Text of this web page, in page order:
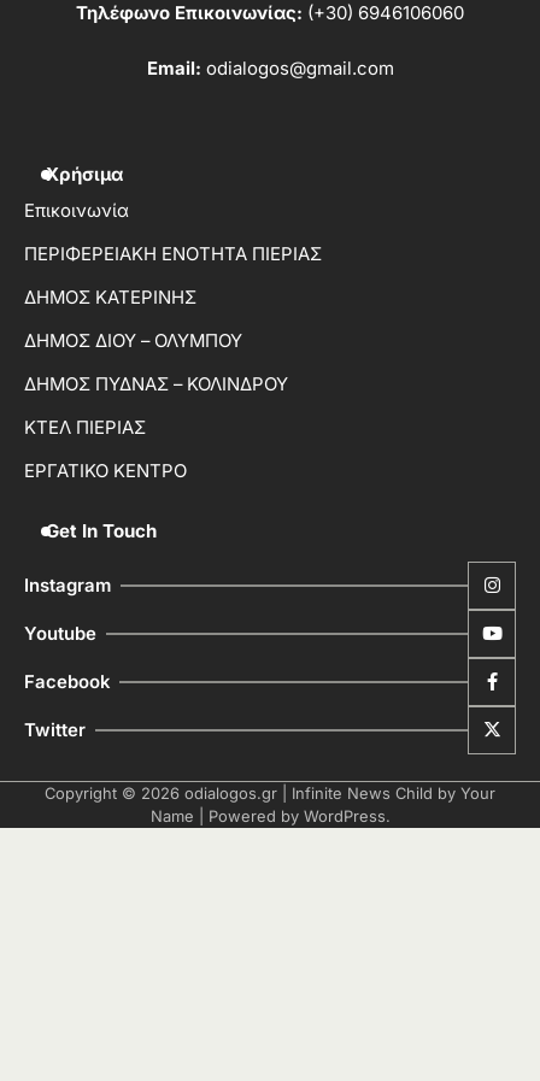
Τηλέφωνο Επικοινωνίας: (+30) 6946106060
Email: odialogos@gmail.com
Χρήσιμα
Επικοινωνία
ΠΕΡΙΦΕΡΕΙΑΚΗ ΕΝΟΤΗΤΑ ΠΙΕΡΙΑΣ
ΔΗΜΟΣ ΚΑΤΕΡΙΝΗΣ
ΔΗΜΟΣ ΔΙΟΥ – ΟΛΥΜΠΟΥ
ΔΗΜΟΣ ΠΥΔΝΑΣ – ΚΟΛΙΝΔΡΟΥ
ΚΤΕΛ ΠΙΕΡΙΑΣ
ΕΡΓΑΤΙΚΟ ΚΕΝΤΡΟ
Get In Touch
Instagram
Youtube
Facebook
Twitter
Copyright © 2026 odialogos.gr | Infinite News Child by Your
Name | Powered by WordPress.